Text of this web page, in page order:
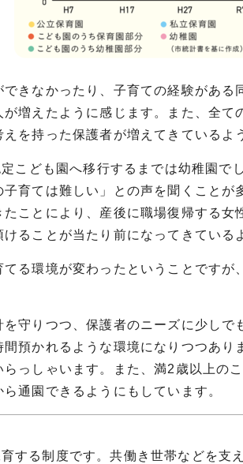
きなかったり、子育ての経験がある
増えたように感じます。また、全て
を持った保護者が増えてきているよ
こども園へ移行するまでは幼稚園で
育ては難しい」との声を聞くことが
ことにより、産後に職場復帰する女
ることが当たり前になってきている
る環境が変わったということですが
守りつつ、保護者のニーズに少し
預かれるような環境になりつつあり
っしゃいます。また、満2歳以上の
通園できるようにもしています。
する制度です。共働き世帯などを支